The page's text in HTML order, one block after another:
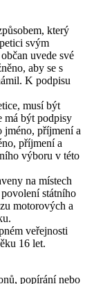
který
svým
uvede své
aby se s
K podpisu
musí být
má být podpisy
jméno, příjmení a
příjmení a
výboru v této
na místech
státního
motorových a
veřejnosti
16 let.
popírání nebo